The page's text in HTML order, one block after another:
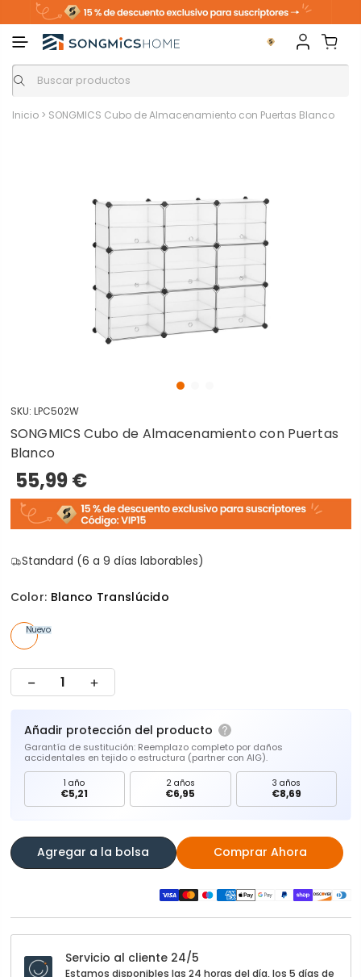
Inicio > SONGMICS Cubo de Almacenamiento con Puertas Blanco
SKU: LPC502W
SONGMICS Cubo de Almacenamiento con Puertas
Blanco
55,99 €
Standard (6 a 9 días laborables)
Color: Blanco Translúcido
Nuevo
Añadir protección del producto
Garantía de sustitución: Reemplazo completo por daños
accidentales en tejido o estructura (partner con AIG).
1 año
€5,21
2 años
€6,95
3 años
€8,69
Agregar a la bolsa Comprar Ahora
Servicio al cliente 24/5
Estamos disponibles las 24 horas del día, los 5 días de